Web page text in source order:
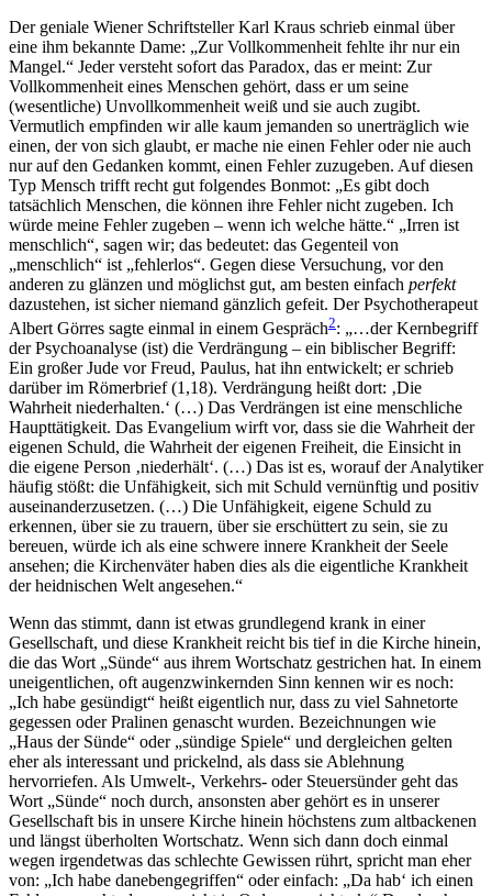
Der geniale Wiener Schriftsteller Karl Kraus schrieb einmal über
eine ihm bekannte Dame: „Zur Vollkommenheit fehlte ihr nur ein
Mangel.“ Jeder versteht sofort das Paradox, das er meint: Zur
Vollkommenheit eines Menschen gehört, dass er um seine
(wesentliche) Unvollkommenheit weiß und sie auch zugibt.
Vermutlich empfinden wir alle kaum jemanden so unerträglich wie
einen, der von sich glaubt, er mache nie einen Fehler oder nie auch
nur auf den Gedanken kommt, einen Fehler zuzugeben. Auf diesen
Typ Mensch trifft recht gut folgendes Bonmot: „Es gibt doch
tatsächlich Menschen, die können ihre Fehler nicht zugeben. Ich
würde meine Fehler zugeben – wenn ich welche hätte.“ „Irren ist
menschlich“, sagen wir; das bedeutet: das Gegenteil von
„menschlich“ ist „fehlerlos“. Gegen diese Versuchung, vor den
anderen zu glänzen und möglichst gut, am besten einfach perfekt
dazustehen, ist sicher niemand gänzlich gefeit. Der Psychotherapeut
Albert Görres sagte einmal in einem Gespräch2: „…der Kernbegriff
der Psychoanalyse (ist) die Verdrängung – ein biblischer Begriff:
Ein großer Jude vor Freud, Paulus, hat ihn entwickelt; er schrieb
darüber im Römerbrief (1,18). Verdrängung heißt dort: ‚Die
Wahrheit niederhalten.‘ (…) Das Verdrängen ist eine menschliche
Haupttätigkeit. Das Evangelium wirft vor, dass sie die Wahrheit der
eigenen Schuld, die Wahrheit der eigenen Freiheit, die Einsicht in
die eigene Person ‚niederhält‘. (…) Das ist es, worauf der Analytiker
häufig stößt: die Unfähigkeit, sich mit Schuld vernünftig und positiv
auseinanderzusetzen. (…) Die Unfähigkeit, eigene Schuld zu
erkennen, über sie zu trauern, über sie erschüttert zu sein, sie zu
bereuen, würde ich als eine schwere innere Krankheit der Seele
ansehen; die Kirchenväter haben dies als die eigentliche Krankheit
der heidnischen Welt angesehen.“
Wenn das stimmt, dann ist etwas grundlegend krank in einer
Gesellschaft, und diese Krankheit reicht bis tief in die Kirche hinein,
die das Wort „Sünde“ aus ihrem Wortschatz gestrichen hat. In einem
uneigentlichen, oft augenzwinkernden Sinn kennen wir es noch:
„Ich habe gesündigt“ heißt eigentlich nur, dass zu viel Sahnetorte
gegessen oder Pralinen genascht wurden. Bezeichnungen wie
„Haus der Sünde“ oder „sündige Spiele“ und dergleichen gelten
eher als interessant und prickelnd, als dass sie Ablehnung
hervorriefen. Als Umwelt-, Verkehrs- oder Steuersünder geht das
Wort „Sünde“ noch durch, ansonsten aber gehört es in unserer
Gesellschaft bis in unsere Kirche hinein höchstens zum altbackenen
und längst überholten Wortschatz. Wenn sich dann doch einmal
wegen irgendetwas das schlechte Gewissen rührt, spricht man eher
von: „Ich habe danebengegriffen“ oder einfach: „Da hab‘ ich einen